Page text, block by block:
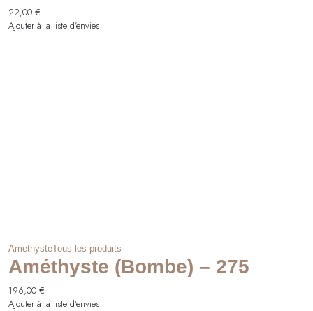
22,00 €
Ajouter à la liste d'envies
AmethysteTous les produits
Améthyste (Bombe) – 275
196,00 €
Ajouter à la liste d'envies